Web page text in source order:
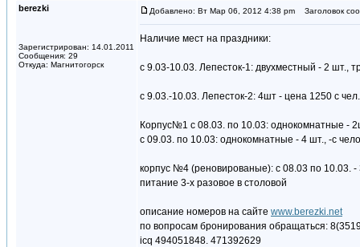
berezki
Зарегистрирован: 14.01.2011
Сообщения: 29
Откуда: Магнитогорск
Добавлено: Вт Мар 06, 2012 4:38 pm Заголовок
Наличие мест на праздники:
с 9.03-10.03. Лепесток-1: двухместный - 2 шт.,
с 9.03.-10.03. Лепесток-2: 4шт - цена 1250 с
Корпус№1 с 08.03. по 10.03: однокомнатные -
с 09.03. по 10.03: однокомнатные - 4 шт., -с
корпус №4 (реновированые): с 08.03 по 10.03. -
питание 3-х разовое в столовой
описание номеров на сайте www.berezki.net
по вопросам бронирования обращаться:
icq 494051848. 471392629